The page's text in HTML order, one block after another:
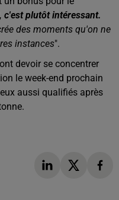
c'est plutôt intéressant.
des moments qu'on ne
instances".
devoir se concentrer
le week-end prochain
aussi qualifiés après